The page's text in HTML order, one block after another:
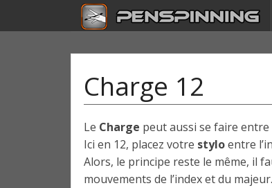
Charge 12
Le Charge peut aussi se faire entre
Ici en 12, placez votre styloentre
Alors, le principe reste le même, il
mouvements de l’index et du